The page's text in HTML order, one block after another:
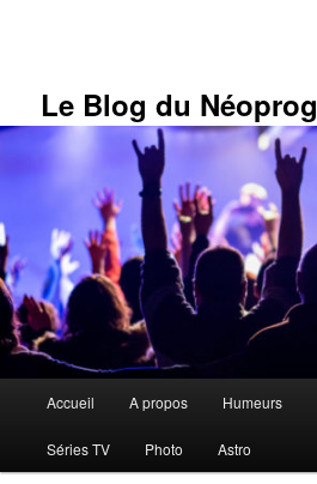
Le Blog du Néoprog
Accueil A propos Humeurs
Séries TV Photo Astro